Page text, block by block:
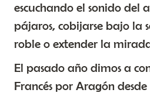
escuchando el sonido del
pájaros, cobijarse bajo la
roble o extender la
El pasado año dimos a
Francés por Aragón